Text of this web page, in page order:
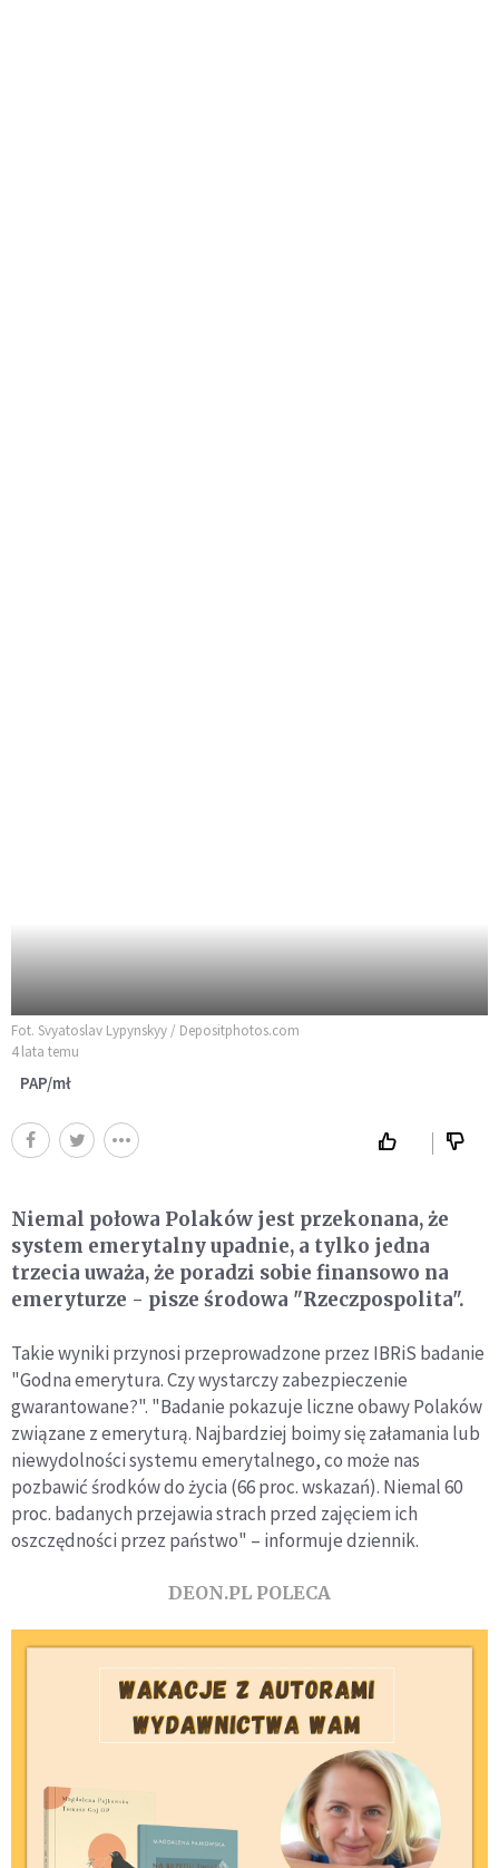
Fot. Svyatoslav Lypynskyy / Depositphotos.com
4 lata temu
PAP/mł
Niemal połowa Polaków jest przekonana, że
system emerytalny upadnie, a tylko jedna
trzecia uważa, że poradzi sobie finansowo na
emeryturze - pisze środowa "Rzeczpospolita".
Takie wyniki przynosi przeprowadzone przez IBRiS badanie
"Godna emerytura. Czy wystarczy zabezpieczenie
gwarantowane?". "Badanie pokazuje liczne obawy Polaków
związane z emeryturą. Najbardziej boimy się załamania lub
niewydolności systemu emerytalnego, co może nas
pozbawić środków do życia (66 proc. wskazań). Niemal 60
proc. badanych przejawia strach przed zajęciem ich
oszczędności przez państwo" – informuje dziennik.
DEON.PL POLECA